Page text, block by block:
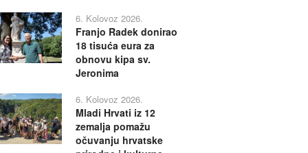
6. Kolovoz 2026.
Franjo Radek donirao
18 tisuća eura za
obnovu kipa sv.
Jeronima
6. Kolovoz 2026.
Mladi Hrvati iz 12
zemalja pomažu
očuvanju hrvatske